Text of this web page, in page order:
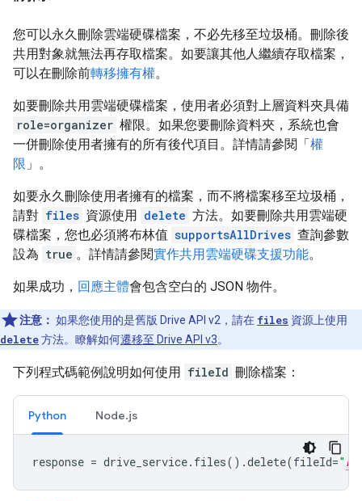
您可以永久刪除雲端硬碟檔案，不必先移至垃圾桶。刪除後
共用對象就無法再存取檔案。如要讓其他人繼續存取檔案，
可以在刪除前轉移擁有權。
如要刪除共用雲端硬碟檔案，使用者必須對上層資料夾具備
role=organizer 權限。如果您要刪除資料夾，系統也會
一併刪除使用者擁有的所有後代項目。詳情請參閱「權
限 」。
如要永久刪除使用者擁有的檔案，而不將檔案移至垃圾桶，
請對 files 資源使用 delete 方法。如要刪除共用雲端硬
碟檔案，您也必須將布林值 supportsAllDrives 查詢參數
設為 true 。詳情請參閱實作共用雲端硬碟支援功能。
如果成功， 回應主體會包含空白的 JSON 物件。
注意： 如果您使用的是舊版 Drive API v2，請在 files 資源上使用
delete方法。瞭解如何遷移至 Drive API v3。
下列程式碼範例說明如何使用 fileId 刪除檔案：
Python Node.js
response = drive_service. files() .delete(fileId="